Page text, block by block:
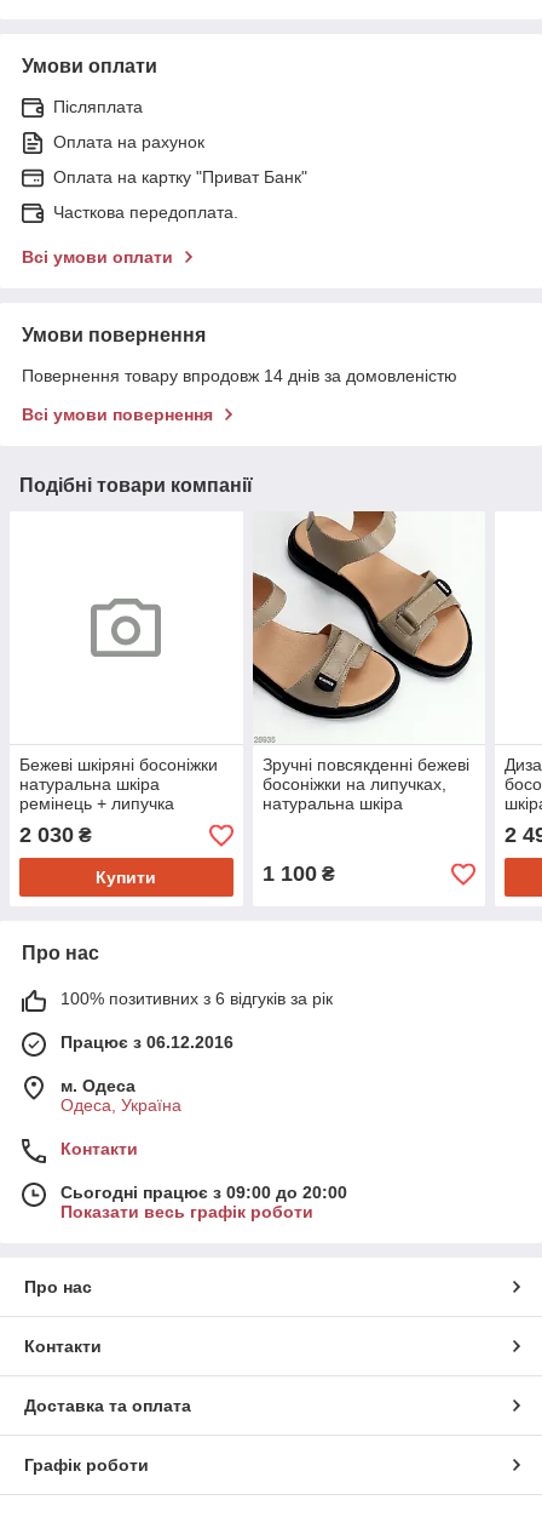
Умови оплати
Післяплата
Оплата на рахунок
Оплата на картку "Приват Банк"
Часткова передоплата.
Всі умови оплати
Умови повернення
Повернення товару впродовж 14 днів за домовленістю
Всі умови повернення
Подібні товари компанії
Бежеві шкіряні босоніжки
натуральна шкіра
ремінець + липучка
2 030 ₴
Купити
Зручні повсякденні бежеві
босоніжки на липучках,
натуральна шкіра
1 100₴
2
Про нас
100% позитивних з 6 відгуків за рік
Працює з 06.12.2016
м. Одеса
Одеса, Україна
Контакти
Сьогодні працює з 09:00 до 20:00
Показати весь графік роботи
Про нас
Контакти
Доставка та оплата
Графік роботи